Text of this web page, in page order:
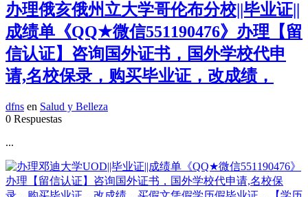
办理俄亥俄州立大学哥伦布分校||毕业证||
成绩单《QQ★微信551190476》办理【留
信认证】咨询国外证书，国外学校代申
请,名校保录，购买毕业证，改成绩，
dfns en Salud y Belleza
0 Respuestas
...